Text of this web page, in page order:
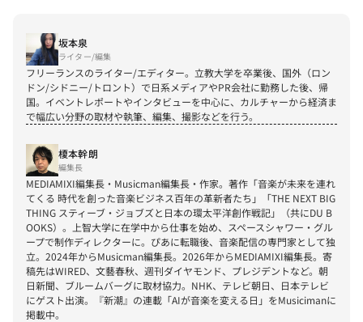
坂本泉
ライター/編集
フリーランスのライター/エディター。立教大学を卒業後、国外（ロン
ドン/シドニー/トロント）で日系メディアやPR会社に勤務した後、帰
国。イベントレポートやインタビューを中心に、カルチャーから経済ま
で幅広い分野の取材や執筆、編集、撮影などを行う。
榎本幹朗
編集長
MEDIAMIXI編集長・Musicman編集長・作家。著作「音楽が未来を連れ
てくる 時代を創った音楽ビジネス百年の革新者たち」「THE NEXT BIG
THING スティーブ・ジョブズと日本の環太平洋創作戦記」（共にDU B
OOKS）。上智大学に在学中から仕事を始め、スペースシャワー・グル
ープで制作ディレクターに。ぴあに転職後、音楽配信の専門家として独
立。2024年からMusicman編集長。2026年からMEDIAMIXI編集長。寄
稿先はWIRED、文藝春秋、週刊ダイヤモンド、プレジデントなど。朝
日新聞、ブルームバーグに取材協力。NHK、テレビ朝日、日本テレビ
にゲスト出演。『新潮』の連載「AIが音楽を変える日」をMusicimanに
掲載中。